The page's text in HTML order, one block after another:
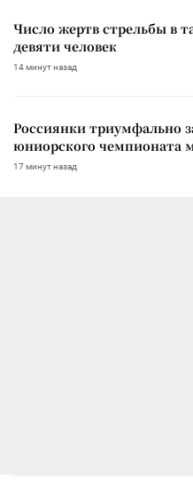
Число жертв стрельбы в
девяти человек
14 минут назад
Россиянки триумфально
юниорского чемпионата
17 минут назад